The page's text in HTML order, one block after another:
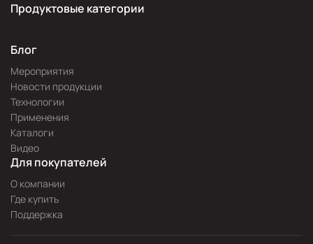
Продуктовые категории
Блог
Мероприятия
Новости продукции
Технологии
Применения
Каталоги
Видео
Для покупателей
О компании
Где купить
Поддержка